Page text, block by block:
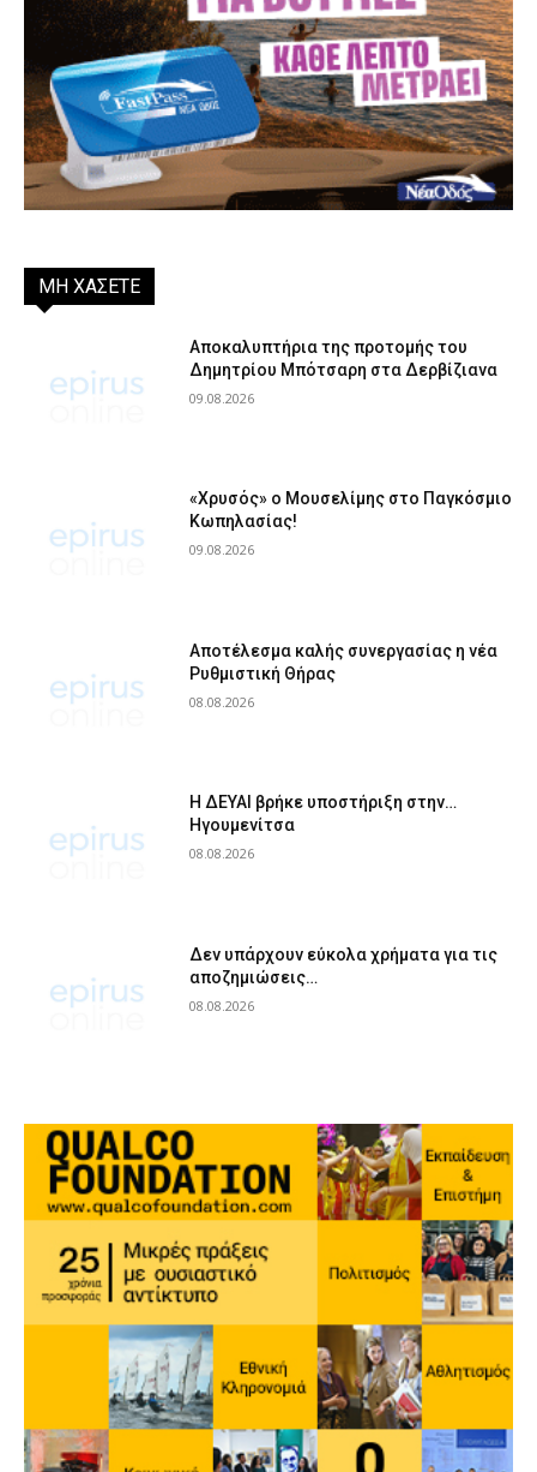
ΜΗ ΧΑΣΕΤΕ
Αποκαλυπτήρια της προτομής του
Δημητρίου Μπότσαρη στα Δερβίζιανα
09.08.2026
«Χρυσός» ο Μουσελίμης στο Παγκόσμιο
Κωπηλασίας!
09.08.2026
Αποτέλεσμα καλής συνεργασίας η νέα
Ρυθμιστική Θήρας
08.08.2026
Η ΔΕΥΑΙ βρήκε υποστήριξη στην…
Ηγουμενίτσα
08.08.2026
Δεν υπάρχουν εύκολα χρήματα για τις
αποζημιώσεις…
08.08.2026